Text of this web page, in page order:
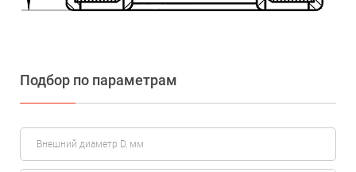
Подбор по параметрам